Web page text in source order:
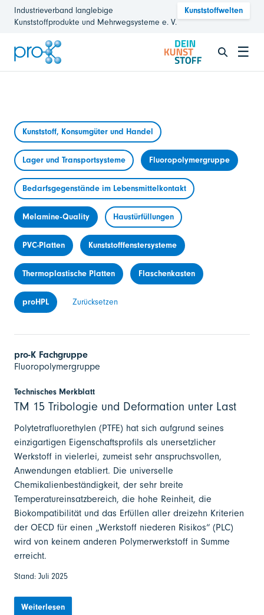
Industrieverband langlebige
Kunststoffprodukte und Mehrwegsysteme e. V.
Kunststoffwelten
☰
Kunststoff, Konsumgüter und Handel
Lager und Transportsysteme Fluoropolymergruppe
Bedarfsgegenstände im Lebensmittelkontakt
Melamine-Quality Haustürfüllungen
PVC-Platten Kunststofffenstersysteme
Thermoplastische Platten Flaschenkasten
proHPL Zurücksetzen
pro-K Fachgruppe
Fluoropolymergruppe
Technisches Merkblatt
TM 15 Tribologie und Deformation unter Last
Polytetrafluorethylen (PTFE) hat sich aufgrund seines
einzigartigen Eigenschaftsprofils als unersetzlicher
Werkstoff in vielerlei, zumeist sehr anspruchsvollen,
Anwendungen etabliert. Die universelle
Chemikalienbeständigkeit, der sehr breite
Temperatureinsatzbereich, die hohe Reinheit, die
Biokompatibilität und das Erfüllen aller dreizehn Kriterien
der OECD für einen „Werkstoff niederen Risikos“ (PLC)
wird von keinem anderen Polymerwerkstoff in Summe
erreicht.
Stand: Juli 2025
Weiterlesen